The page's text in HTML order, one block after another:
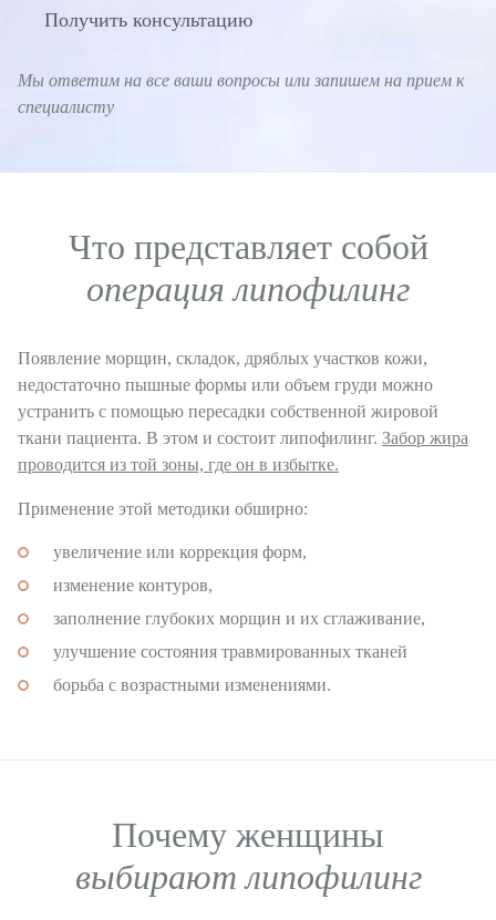
Пластика век
Пластика носа
Лифтинг лица
Нитевая подтяжка лица
Липофилинг
Уменьшение талии
Пластика ягодиц
Пластика голеней
Интимная пластика для женщин
Пластика для мужчин
Косметология
Лечебная косметология
Общая хирургия
Получить консультацию
Мы ответим на все ваши вопросы или запишем на прием к
специалисту
Что представляет собой
операция липофилинг
Появление морщин, складок, дряблых участков кожи,
недостаточно пышные формы или объем груди можно
устранить с помощью пересадки собственной жировой
ткани пациента. В этом и состоит липофилинг. Забор жира
проводится из той зоны, где он в избытке.
Применение этой методики обширно:
увеличение или коррекция форм,
изменение контуров,
заполнение глубоких морщин и их сглаживание,
улучшение состояния травмированных тканей
борьба с возрастными изменениями.
Почему женщины
выбирают липофилинг